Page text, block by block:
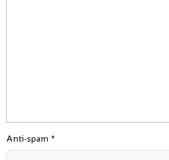
Anti-spam